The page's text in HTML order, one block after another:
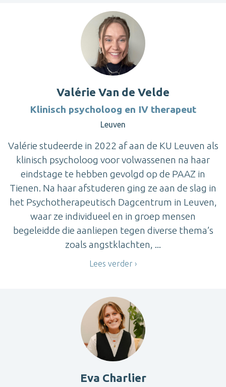
Valérie Van de Velde
Klinisch psycholoog en IV therapeut
Leuven
Valérie studeerde in 2022 af aan de KU Leuven als
klinisch psycholoog voor volwassenen na haar
eindstage te hebben gevolgd op de PAAZ in
Tienen. Na haar afstuderen ging ze aan de slag in
het Psychotherapeutisch Dagcentrum in Leuven,
waar ze individueel en in groep mensen
begeleidde die aanliepen tegen diverse thema’s
zoals angstklachten, ...
Lees verder
Eva Charlier